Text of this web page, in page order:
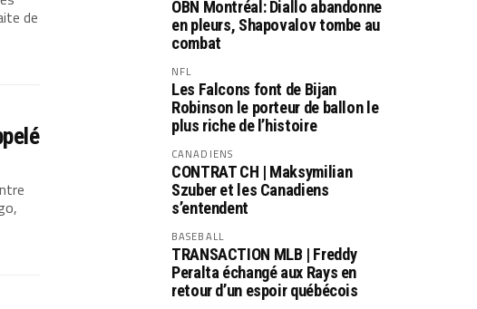
de
OBN Montréal: Diallo abandonne
en pleurs, Shapovalov tombe au
combat
NFL
Les Falcons font de Bijan
Robinson le porteur de ballon le
plus riche de l’histoire
CANADIENS
CONTRAT CH | Maksymilian
Szuber et les Canadiens
s’entendent
BASEBALL
TRANSACTION MLB | Freddy
Peralta échangé aux Rays en
retour d’un espoir québécois